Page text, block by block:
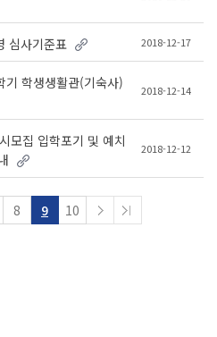
심사기준표 2018-12-17
기 학생생활관(기숙사)
2018-12-14
모집 입학포기 및 예치
2018-12-12
8 9 10